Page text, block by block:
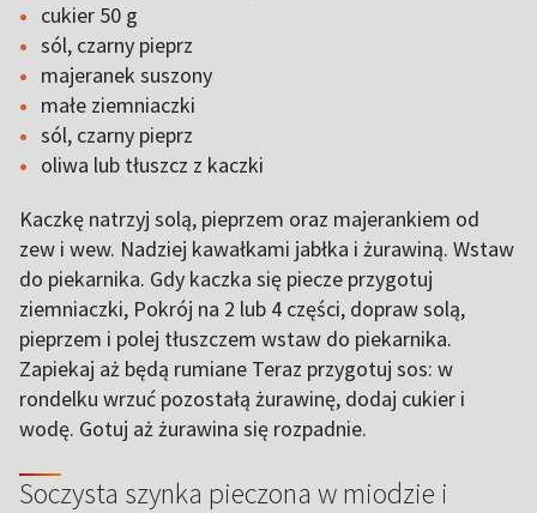
cukier 50 g
sól, czarny pieprz
majeranek suszony
małe ziemniaczki
sól, czarny pieprz
oliwa lub tłuszcz z kaczki
Kaczkę natrzyj solą, pieprzem oraz majerankiem od
zew i wew. Nadziej kawałkami jabłka i żurawiną. Wstaw
do piekarnika. Gdy kaczka się piecze przygotuj
ziemniaczki, Pokrój na 2 lub 4 części, dopraw solą,
pieprzem i polej tłuszczem wstaw do piekarnika.
Zapiekaj aż będą rumiane Teraz przygotuj sos: w
rondelku wrzuć pozostałą żurawinę, dodaj cukier i
wodę. Gotuj aż żurawina się rozpadnie.
Soczysta szynka pieczona w miodzie i